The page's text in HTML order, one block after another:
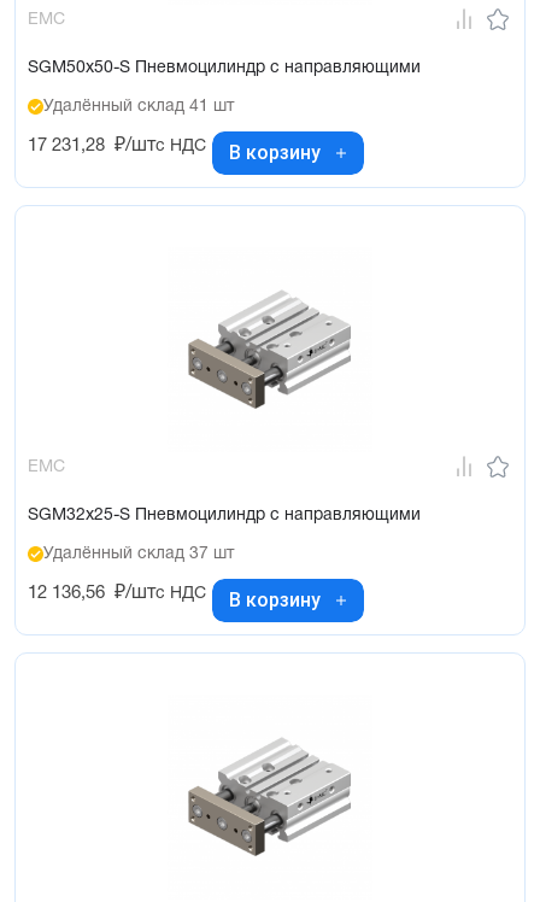
EMC
SGM50x50-S Пневмоцилиндр с направляющими
Удалённый склад 41 шт
17 231,28 ₽/штс НДС В корзину
EMC
SGM32x25-S Пневмоцилиндр с направляющими
Удалённый склад 37 шт
12 136,56 ₽/штс НДС В корзину